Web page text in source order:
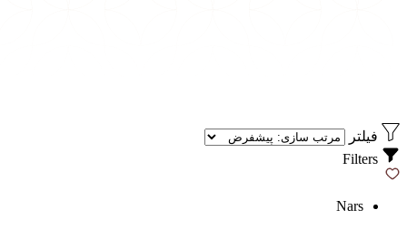
فیلتر
Nars